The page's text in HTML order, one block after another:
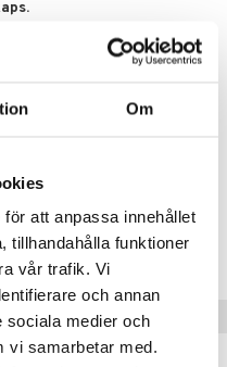
Om
att anpassa innehållet
tillhandahålla funktioner
vår trafik. Vi
och annan
sociala medier och
vi samarbetar med.